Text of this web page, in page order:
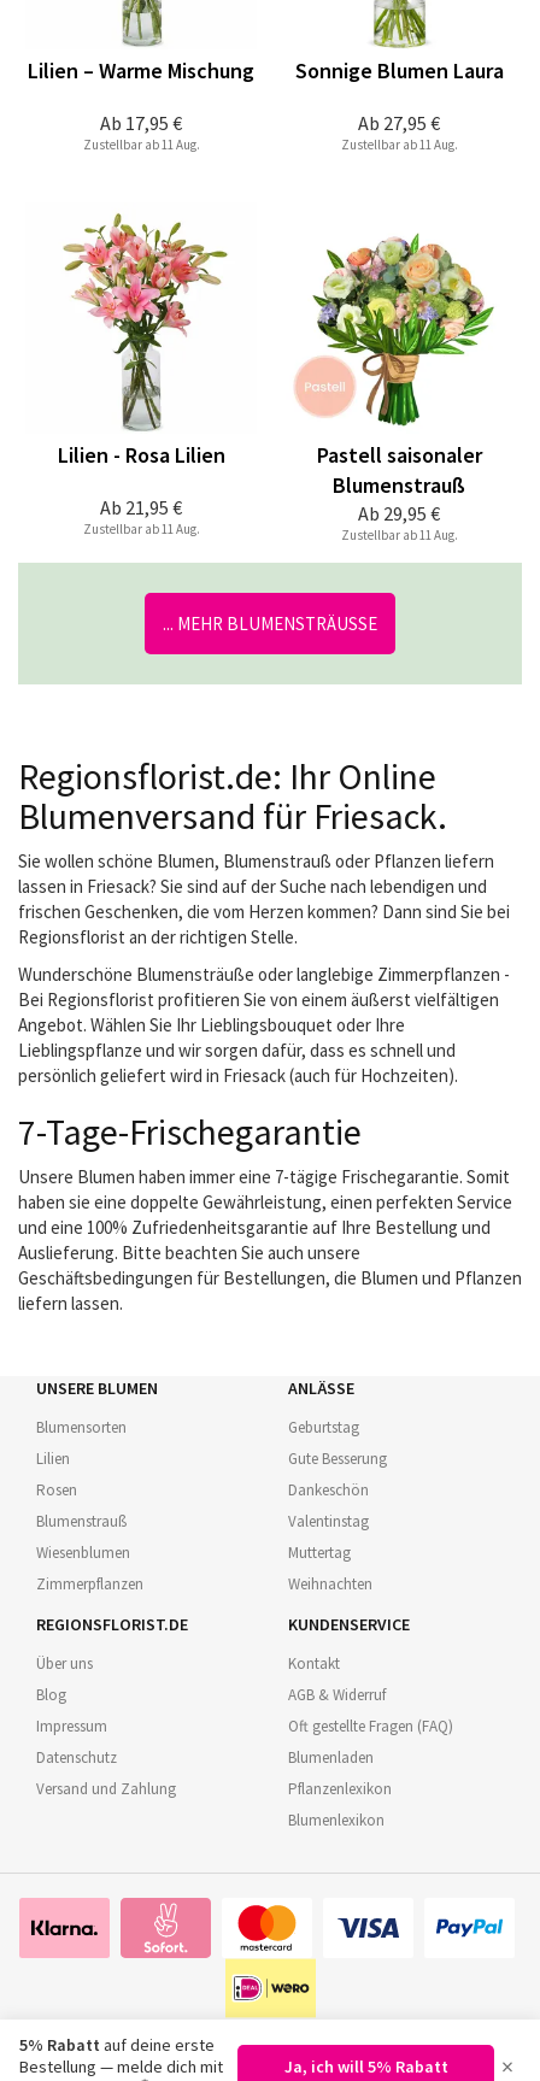
Ab 17,95 €
Lilien – Warme Mischung
Zustellbar ab 11 Aug.
Ab 27,95 €
Sonnige Blumen Laura
Zustellbar ab 11 Aug.
Ab 21,95 €
Lilien - Rosa Lilien
Zustellbar ab 11 Aug.
Ab 29,95 €
Pastell saisonaler
Blumenstrauß
Zustellbar ab 11 Aug.
... MEHR BLUMENSTRÄUSSE
Regionsflorist.de: Ihr Online
Blumenversand für Friesack.
Sie wollen schöne Blumen, Blumenstrauß oder Pflanzen liefern
lassen in Friesack? Sie sind auf der Suche nach lebendigen und
frischen Geschenken, die vom Herzen kommen? Dann sind Sie bei
Regionsflorist an der richtigen Stelle.
Wunderschöne Blumensträuße oder langlebige Zimmerpflanzen -
Bei Regionsflorist profitieren Sie von einem äußerst vielfältigen
Angebot. Wählen Sie Ihr Lieblingsbouquet oder Ihre
Lieblingspflanze und wir sorgen dafür, dass es schnell und
persönlich geliefert wird in Friesack (auch für Hochzeiten).
7-Tage-Frischegarantie
Unsere Blumen haben immer eine 7-tägige Frischegarantie. Somit
haben sie eine doppelte Gewährleistung, einen perfekten Service
und eine 100% Zufriedenheitsgarantie auf Ihre Bestellung und
Auslieferung. Bitte beachten Sie auch unsere
Geschäftsbedingungen für Bestellungen, die Blumen und Pflanzen
liefern lassen.
UNSERE BLUMEN
Blumensorten
Lilien
Rosen
Blumenstrauß
Wiesenblumen
Zimmerpflanzen
ANLÄSSE
Geburtstag
Gute Besserung
Dankeschön
Valentinstag
Muttertag
Weihnachten
REGIONSFLORIST.DE
Über uns
Blog
Impressum
Datenschutz
Versand und Zahlung
KUNDENSERVICE
Kontakt
AGB & Widerruf
Oft gestellte Fragen (FAQ)
Blumenladen
Pflanzenlexikon
Blumenlexikon
5% Rabatt auf deine erste
Bestellung — melde dich mit
Ja, ich will 5% Rabatt ×